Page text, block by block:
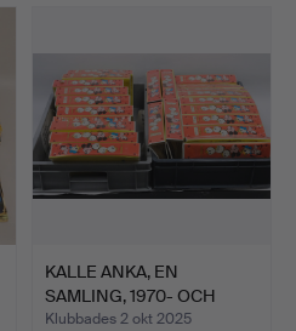
KALLE ANKA, EN
SAMLING, 1970- OCH
1980-TAL…
Klubbades 2 okt 2025